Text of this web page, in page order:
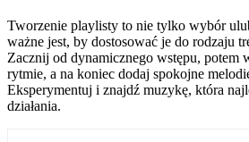
Tworzenie playlisty to nie tylko wybór
ważne jest, by dostosować je do rodzaju
Zacznij od dynamicznego wstępu, potem
rytmie, a na koniec dodaj spokojne
Eksperymentuj i znajdź muzykę, która
działania.